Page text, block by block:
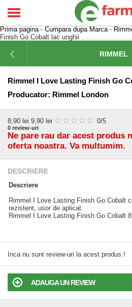
Prima pagina- Cumpara dupa Marca-
Finish Go Cobalt lac unghii
RIMMEL
Rimmel I Love Lasting Finish Go
Producator: Rimmel London
8,90 lei 9,90 lei 0/5
0 review-uri
Ne pare rau dar acest produs
oferta noastra. Va multumim.
DESCRIERE
Descriere
Rimmel I Love Lasting Finish Go Cobalt
rezistent, usor de aplicat.
Rimmel I Love Lasting Finish Go Cobalt 8
Inca nu sunt review-uri la acest produs !
ADAUGA UN REVIEW